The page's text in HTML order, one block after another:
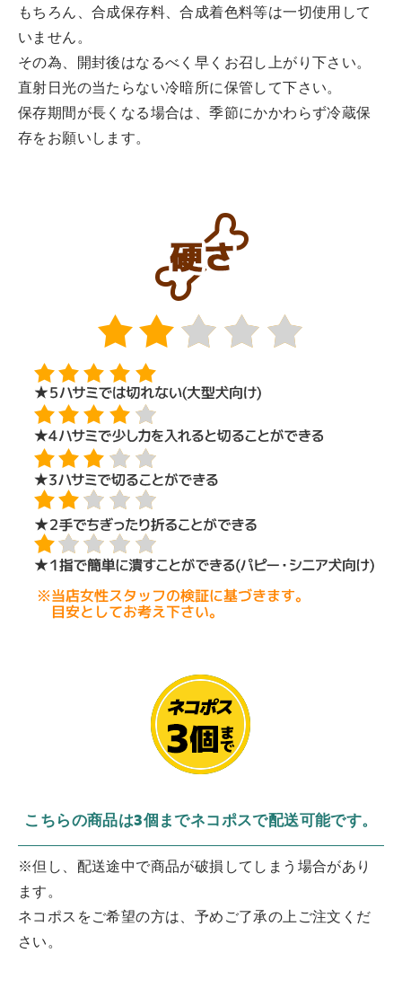
もちろん、合成保存料、合成着色料等は一切使用して
いません。
その為、開封後はなるべく早くお召し上がり下さい。
直射日光の当たらない冷暗所に保管して下さい。
保存期間が長くなる場合は、季節にかかわらず冷蔵保
存をお願いします。
こちらの商品は3個までネコポスで配送可能です。
※但し、配送途中で商品が破損してしまう場合があり
ます。
ネコポスをご希望の方は、予めご了承の上ご注文くだ
さい。